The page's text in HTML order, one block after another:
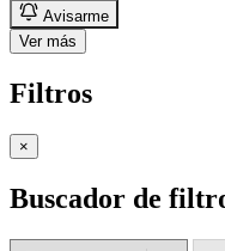
Avisarme
Ver más
Filtros
×
Buscador de